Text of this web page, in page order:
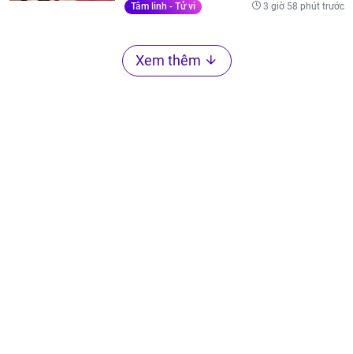
Tâm linh - Tử vi 3 giờ 58 phút trước
Xem thêm